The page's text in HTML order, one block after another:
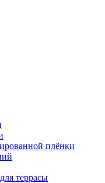
плёнки
террасы